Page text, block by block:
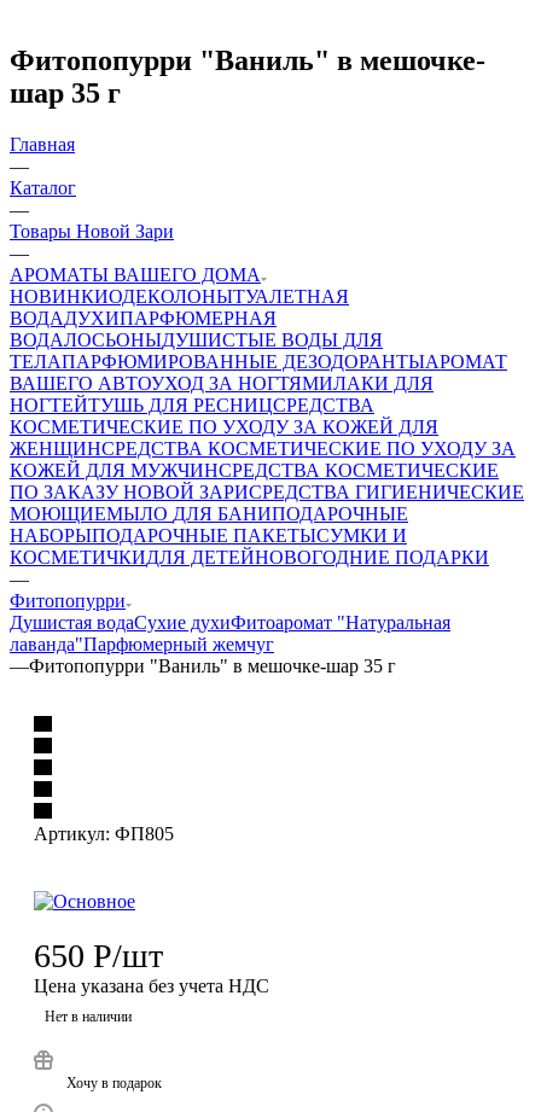
Фитопопурри "Ваниль" в мешочке-
шар 35 г
Главная
—
Каталог
—
Товары Новой Зари
—
АРОМАТЫ ВАШЕГО ДОМА
НОВИНКИОДЕКОЛОНЫТУАЛЕТНАЯ
ВОДАДУХИПАРФЮМЕРНАЯ
ВОДАЛОСЬОНЫДУШИСТЫЕ ВОДЫ ДЛЯ
ТЕЛАПАРФЮМИРОВАННЫЕ ДЕЗОДОРАНТЫАРОМАТ
ВАШЕГО АВТОУХОД ЗА НОГТЯМИЛАКИ ДЛЯ
НОГТЕЙТУШЬ ДЛЯ РЕСНИЦСРЕДСТВА
КОСМЕТИЧЕСКИЕ ПО УХОДУ ЗА КОЖЕЙ ДЛЯ
ЖЕНЩИНСРЕДСТВА КОСМЕТИЧЕСКИЕ ПО УХОДУ ЗА
КОЖЕЙ ДЛЯ МУЖЧИНСРЕДСТВА КОСМЕТИЧЕСКИЕ
ПО ЗАКАЗУ НОВОЙ ЗАРИСРЕДСТВА ГИГИЕНИЧЕСКИЕ
МОЮЩИЕМЫЛО ДЛЯ БАНИПОДАРОЧНЫЕ
НАБОРЫПОДАРОЧНЫЕ ПАКЕТЫСУМКИ И
КОСМЕТИЧКИДЛЯ ДЕТЕЙНОВОГОДНИЕ ПОДАРКИ
—
Фитопопурри
Душистая водаСухие духиФитоаромат "Натуральная
лаванда"Парфюмерный жемчуг
—Фитопопурри "Ваниль" в мешочке-шар 35 г
Артикул: ФП805
650 Р/шт
Цена указана без учета НДС
Нет в наличии
Хочу в подарок